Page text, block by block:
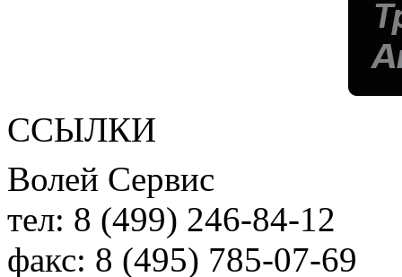
ССЫЛКИ
Волей Сервис
тел: 8 (499) 246-84-12
факс: 8 (495) 785-07-69